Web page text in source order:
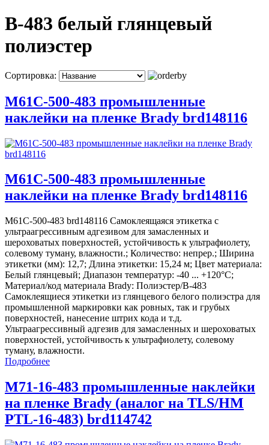
B-483 белый глянцевый
полиэстер
Сортировка:
M61C-500-483 промышленные
наклейки на пленке Brady brd148116
M61C-500-483 промышленные
наклейки на пленке Brady brd148116
M61C-500-483 brd148116 Самоклеящаяся этикетка с
ультраагрессивным адгезивом для замасленных и
шероховатых поверхностей, устойчивость к ультрафиолету,
солевому туману, влажности.; Количество: непрер.; Ширина
этикетки (мм): 12,7; Длина этикетки: 15,24 м; Цвет материала:
Белый глянцевый; Диапазон температур: -40 ... +120°С;
Материал/код материала Brady: Полиэстер/В-483
Самоклеящиеся этикетки из глянцевого белого полиэстра для
промышленной маркировки как ровных, так и грубых
поверхностей, нанесение штрих кода и т.д.
Ультраагрессивный адгезив для замасленных и шероховатых
поверхностей, устойчивость к ультрафиолету, солевому
туману, влажности.
Подробнее
M71-16-483 промышленные наклейки
на пленке Brady (аналог на TLS/HM
PTL-16-483) brd114742